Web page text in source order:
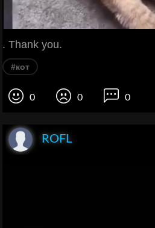
. Thank you.
#кот
0 0 0
ROFL